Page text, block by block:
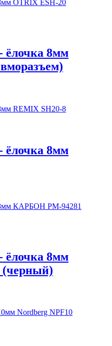
ёлочка 8мм
ёлочка 8мм
ёлочка 8мм